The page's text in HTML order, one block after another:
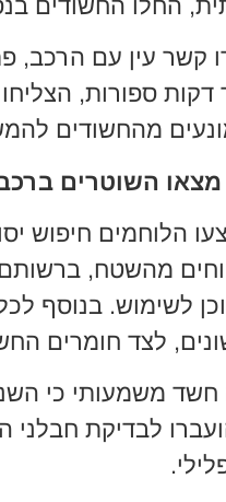
החלו החשודים
קשר עין עם הרכב,
ספורות,
מהחשודים
השוטרים
הלוחמים חיפוש
מהשטח,
לשימוש. בנוסף
לצד חומרים
משמעותי כי
לבדיקת חבלני